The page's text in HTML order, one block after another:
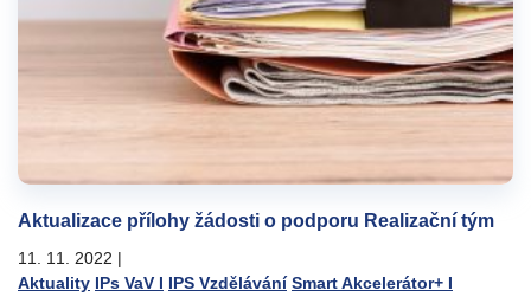
Aktualizace přílohy žádosti o podporu Realizační tým
11. 11. 2022 |
Aktuality IPs VaV I IPS Vzdělávání Smart Akcelerátor+ I